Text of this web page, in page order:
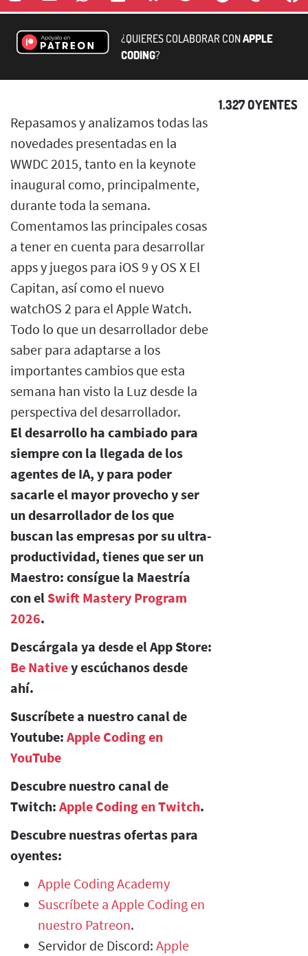
¿QUIERES COLABORAR CONAPPLE
CODING?
1.327 OYENTES
Repasamos y analizamos todas las
novedades presentadas en la
WWDC 2015, tanto en la keynote
inaugural como, principalmente,
durante toda la semana.
Comentamos las principales cosas
a tener en cuenta para desarrollar
apps y juegos para iOS 9 y OS X El
Capitan, así como el nuevo
watchOS 2 para el Apple Watch.
Todo lo que un desarrollador debe
saber para adaptarse a los
importantes cambios que esta
semana han visto la Luz desde la
perspectiva del desarrollador.
El desarrollo ha cambiado para
siempre con la llegada de los
agentes de IA, y para poder
sacarle el mayor provecho y ser
un desarrollador de los que
buscan las empresas por su ultra-
productividad, tienes que ser un
Maestro: consígue la Maestría
con el Swift Mastery Program
2026.
Descárgala ya desde el App Store:
Be Nativey escúchanos desde
ahí.
Suscríbete a nuestro canal de
Youtube: Apple Coding en
YouTube
Descubre nuestro canal de
Twitch: Apple Coding en Twitch.
Descubre nuestras ofertas para
oyentes:
Apple Coding Academy
Suscríbete a Apple Coding en
nuestro Patreon.
Servidor de Discord: Apple